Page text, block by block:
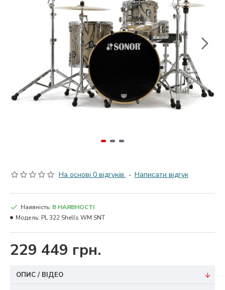
На основі 0 відгуків. - Написати відгук
229 449 грн.
Наявність: В НАЯВНОСТІ
Модель: PL 322 Shells WM SNT
ОПИС / ВІДЕО